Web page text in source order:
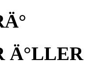
Ä°LLER